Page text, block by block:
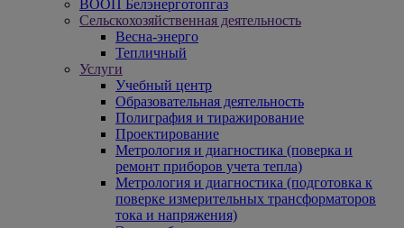
ВООП Белэнерготопгаз
Сельскохозяйственная деятельность
Весна-энерго
Тепличный
Услуги
Учебный центр
Образовательная деятельность
Полиграфия и тиражирование
Проектирование
Метрология и диагностика (поверка и
ремонт приборов учета тепла)
Метрология и диагностика (подготовка к
поверке измерительных трансформаторов
тока и напряжения)